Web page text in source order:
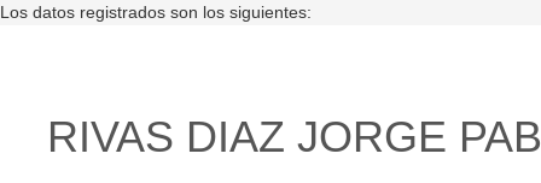
Los datos registrados son los siguientes:
RIVAS DIAZ JORGE